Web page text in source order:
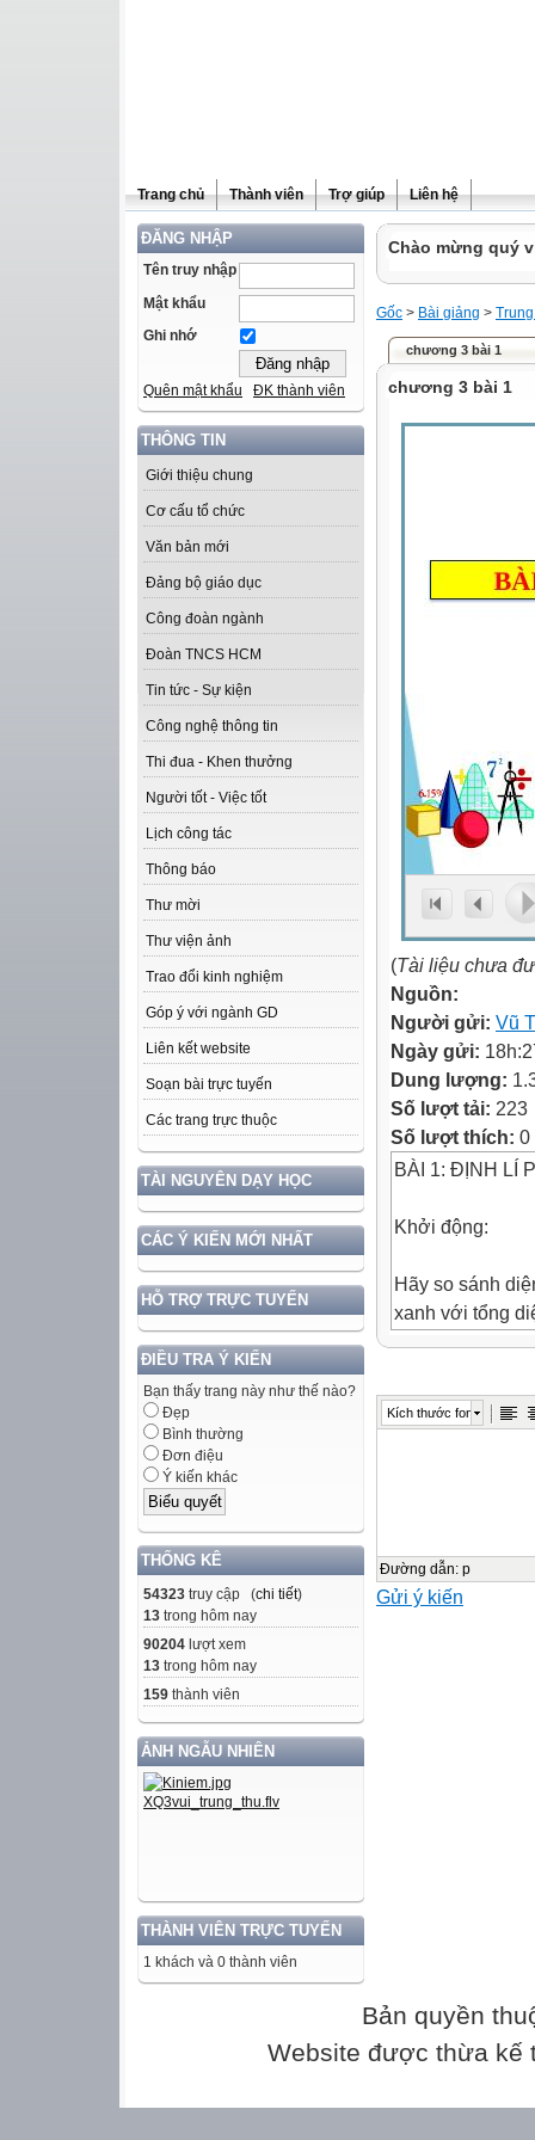
Trang chủ Thành viên Trợ giúp Liên hệ
ĐĂNG NHẬP
Tên truy nhập
Mật khẩu
Ghi nhớ
Quên mật khẩu ĐK thành viên
THÔNG TIN
Giới thiệu chung
Cơ cấu tổ chức
Văn bản mới
Đảng bộ giáo dục
Công đoàn ngành
Đoàn TNCS HCM
Tin tức - Sự kiện
Công nghệ thông tin
Thi đua - Khen thưởng
Người tốt - Việc tốt
Lịch công tác
Thông báo
Thư mời
Thư viện ảnh
Trao đổi kinh nghiệm
Góp ý với ngành GD
Liên kết website
Soạn bài trực tuyến
Các trang trực thuộc
TÀI NGUYÊN DẠY HỌC
CÁC Ý KIẾN MỚI NHẤT
HỖ TRỢ TRỰC TUYẾN
ĐIỀU TRA Ý KIẾN
Bạn thấy trang này như thế nào?
Đẹp
Bình thường
Đơn điệu
Ý kiến khác
THỐNG KÊ
54323 truy cập (chi tiết)
13 trong hôm nay
90204 lượt xem
13 trong hôm nay
159 thành viên
ẢNH NGẪU NHIÊN
THÀNH VIÊN TRỰC TUYẾN
1 khách và 0 thành viên
Chào mừng quý
Gốc > Bài giảng >
chương 3 bài 1
chương 3 bài 1
(Tài liệu chưa
Nguồn:
Người gửi: Vũ
Ngày gửi:
Dung lượng:
Số lượt tải: 223
Số lượt thích: 0
BÀI 1: ĐỊNH LÍ
Khởi động:
Hãy so sánh
xanh với tổng
Thực hiện theo
ABC vuông tại
Căn Phòng
và một cửa sổ
Anh Nam cần
để sơn mỗi mét
Kích thước font
Đường dẫn: p
Gửi ý kiến
Bản quyền
Website được thừa